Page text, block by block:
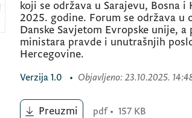
koji se održava u Sarajevu, Bosna
2025. godine. Forum se održava u
Danske Savjetom Evropske unije,
ministara pravde i unutrašnjih
Hercegovine.
Verzija 1.0 • Objavljeno: 23.10.2025.
Preuzmi pdf • 157 KB